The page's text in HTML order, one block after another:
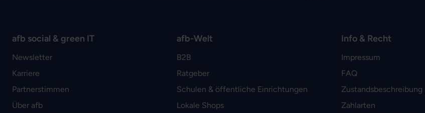
afb social & green IT
Newsletter
Karriere
Partnerstimmen
Über afb
afb-Welt
B2B
Ratgeber
Schulen & öffentliche Einrichtungen
Lokale Shops
Info & Recht
Impressum
FAQ
Zustandsbeschreibung
Zahlarten